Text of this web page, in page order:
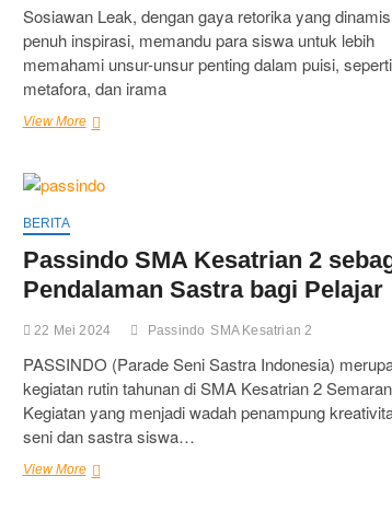
Tahap
1
Tahun
2025
Sosiawan Leak, dengan gaya retorika yang
penuh inspirasi, memandu para siswa untuk lebih
memahami unsur-unsur penting dalam puisi,
metafora, dan irama
View MoreMENULIS
SEMANGAT
BERITA
Passindo SMA Kesatrian 2
Pendalaman Sastra bagi Pelajar
22 Mei 2024 Passindo SMA Kesatrian 2
PASSINDO (Parade Seni Sastra Indonesia)
kegiatan rutin tahunan di SMA Kesatrian 2
Kegiatan yang menjadi wadah penampung
seni dan sastra siswa…
View MorePassindo